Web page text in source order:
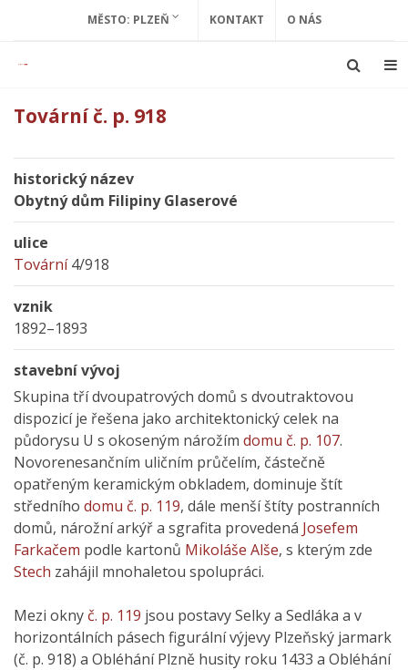
MĚSTO: PLZEŇ KONTAKT O NÁS
Tovární č. p. 918
historický název
Obytný dům Filipiny Glaserové
ulice
Tovární4/918
vznik
1892–1893
stavební vývoj
Skupina tří dvoupatrových domů s dvoutraktovou
dispozicí je řešena jako architektonický celek na
půdorysu U s okoseným nárožím domu č. p. 107.
Novorenesančním uličním průčelím, částečně
opatřeným keramickým obkladem, dominuje štít
středního domu č. p. 119, dále menší štíty postranních
domů, nárožní arkýř a sgrafita provedená Josefem
Farkačem podle kartonů Mikoláše Alše, s kterým zde
Stech zahájil mnohaletou spolupráci.
Mezi okny č. p. 119 jsou postavy Selky a Sedláka a v
horizontálních pásech figurální výjevy Plzeňský jarmark
(č. p. 918) a Obléhání Plzně husity roku 1433 a Obléhání